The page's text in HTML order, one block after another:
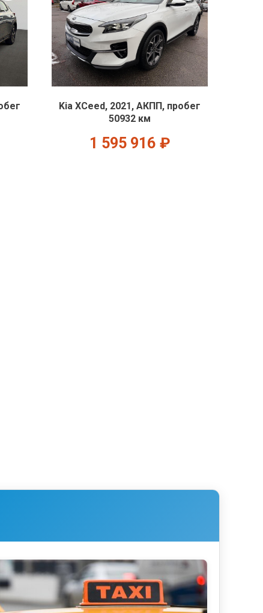
Kia XCeed, 2021, АКПП, пробег
50932 км
1 595 916 ₽